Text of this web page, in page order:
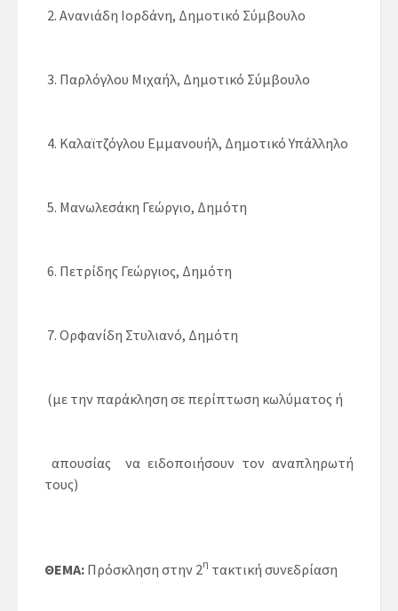
2. Ανανιάδη Ιορδάνη, Δημοτικό Σύμβουλο
3. Παρλόγλου Μιχαήλ, Δημοτικό Σύμβουλο
4. Καλαϊτζόγλου Εμμανουήλ, Δημοτικό Υπάλληλο
5. Μανωλεσάκη Γεώργιο, Δημότη
6. Πετρίδης Γεώργιος, Δημότη
7. Ορφανίδη Στυλιανό, Δημότη
(με την παράκληση σε περίπτωση κωλύματος ή
απουσίας να ειδοποιήσουν τον αναπληρωτή
τoυς)
ΘΕΜΑ: Πρόσκληση στην 2η τακτική συνεδρίαση